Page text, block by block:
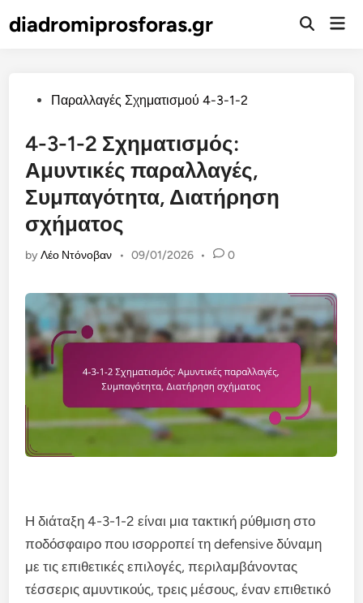
todiadromiprosforas.gr
Open
PostedΠαραλλαγές Σχηματισμού 4-3-1-2
4-3-1-2 Σχηματισμός:
Αμυντικές παραλλαγές,
Συμπαγότητα, Διατήρηση
σχήματος
byΛέο Ντόνοβαν • 09/01/2026 • 0
Η διάταξη 4-3-1-2 είναι μια τακτική ρύθμιση στο
ποδόσφαιρο που ισορροπεί τη defensive δύναμη
με τις επιθετικές επιλογές, περιλαμβάνοντας
τέσσερις αμυντικούς, τρεις μέσους, έναν επιθετικό